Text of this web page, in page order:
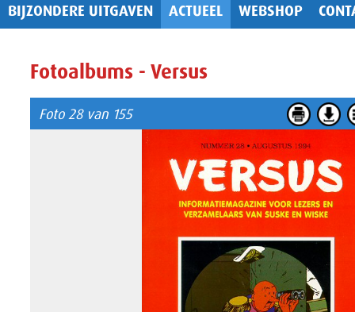
BIJZONDERE UITGAVEN
ACTUEEL WEBSHOP
Fotoalbums - Versus
Foto 28 van 155